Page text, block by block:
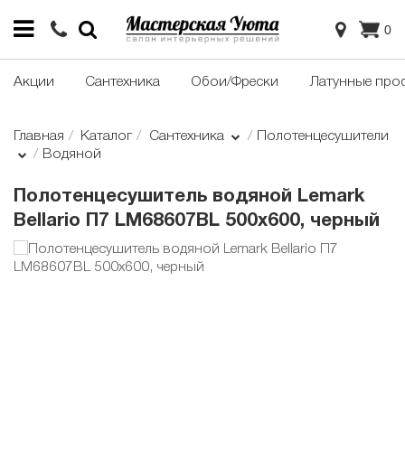
0
Акции Сантехника Обои/Фрески Латунные
Главная Каталог Сантехника
Полотенцесушители
Водяной
Полотенцесушитель водяной Lemark
Bellario П7 LM68607BL 500x600, черный